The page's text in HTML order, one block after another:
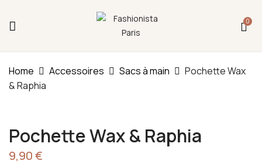
0
Home Accessoires Sacs à main
Pochette Wax
& Raphia
Pochette Wax & Raphia
9,90€
& Raphia”
Fermeture annuelle du 17 juillet 16h au 12 août.
L'ajout au panier est indisponible et aucune
commande ni remise en main propre ne sera